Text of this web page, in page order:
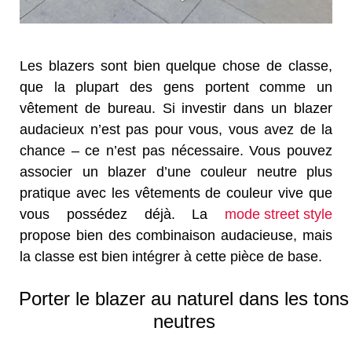
Les blazers sont bien quelque chose de classe,
que la plupart des gens portent comme un
vêtement de bureau. Si investir dans un blazer
audacieux n’est pas pour vous, vous avez de la
chance – ce n’est pas nécessaire. Vous pouvez
associer un blazer d’une couleur neutre plus
pratique avec les vêtements de couleur vive que
vous possédez déjà. La mode street style
propose bien des combinaison audacieuse, mais
la classe est bien intégrer à cette pièce de base.
Porter le blazer au naturel dans les tons
neutres